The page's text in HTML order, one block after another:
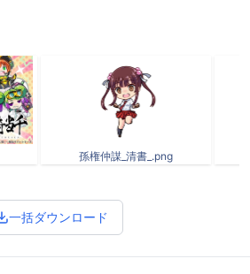
孫権仲謀_清書_.png
一括ダウンロード